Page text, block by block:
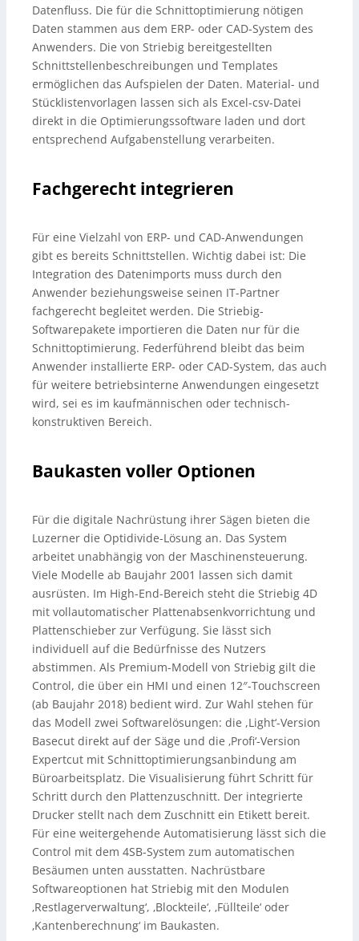
Datenfluss. Die für die Schnittoptimierung nötigen
Daten stammen aus dem ERP- oder CAD-System des
Anwenders. Die von Striebig bereitgestellten
Schnittstellenbeschreibungen und Templates
ermöglichen das Aufspielen der Daten. Material- und
Stücklistenvorlagen lassen sich als Excel-csv-Datei
direkt in die Optimierungssoftware laden und dort
entsprechend Aufgabenstellung verarbeiten.
Fachgerecht integrieren
Für eine Vielzahl von ERP- und CAD-Anwendungen
gibt es bereits Schnittstellen. Wichtig dabei ist: Die
Integration des Datenimports muss durch den
Anwender beziehungsweise seinen IT-Partner
fachgerecht begleitet werden. Die Striebig-
Softwarepakete importieren die Daten nur für die
Schnittoptimierung. Federführend bleibt das beim
Anwender installierte ERP- oder CAD-System, das auch
für weitere betriebsinterne Anwendungen eingesetzt
wird, sei es im kaufmännischen oder technisch-
konstruktiven Bereich.
Baukasten voller Optionen
Für die digitale Nachrüstung ihrer Sägen bieten die
Luzerner die Optidivide-Lösung an. Das System
arbeitet unabhängig von der Maschinensteuerung.
Viele Modelle ab Baujahr 2001 lassen sich damit
ausrüsten. Im High-End-Bereich steht die Striebig 4D
mit vollautomatischer Plattenabsenkvorrichtung und
Plattenschieber zur Verfügung. Sie lässt sich
individuell auf die Bedürfnisse des Nutzers
abstimmen. Als Premium-Modell von Striebig gilt die
Control, die über ein HMI und einen 12″-Touchscreen
(ab Baujahr 2018) bedient wird. Zur Wahl stehen für
das Modell zwei Softwarelösungen: die ,Light‘-Version
Basecut direkt auf der Säge und die ‚Profi‘-Version
Expertcut mit Schnittoptimierungsanbindung am
Büroarbeitsplatz. Die Visualisierung führt Schritt für
Schritt durch den Plattenzuschnitt. Der integrierte
Drucker stellt nach dem Zuschnitt ein Etikett bereit.
Für eine weitergehende Automatisierung lässt sich die
Control mit dem 4SB-System zum automatischen
Besäumen unten ausstatten. Nachrüstbare
Softwareoptionen hat Striebig mit den Modulen
‚Restlagerverwaltung‘, ‚Blockteile‘, ‚Füllteile‘ oder
‚Kantenberechnung‘ im Baukasten.